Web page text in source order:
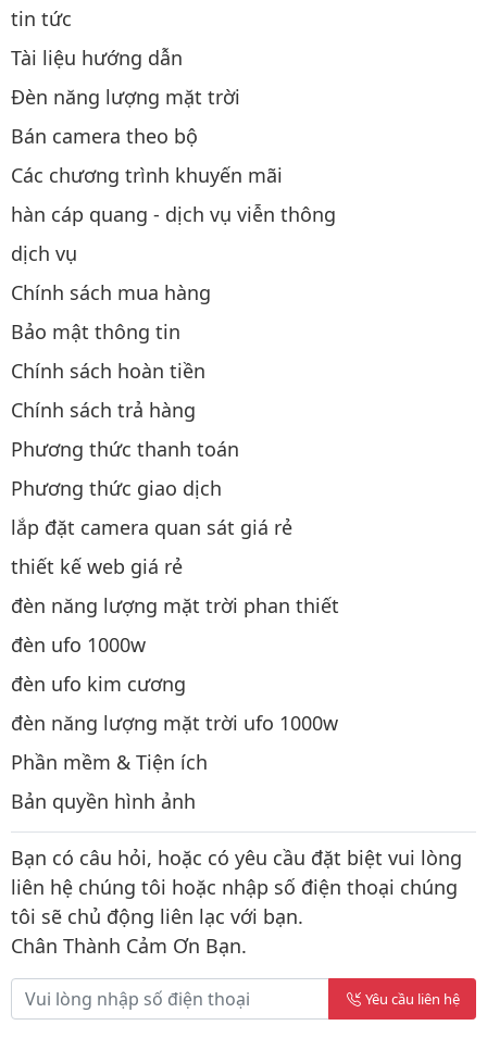
tin tức
Tài liệu hướng dẫn
Đèn năng lượng mặt trời
Bán camera theo bộ
Các chương trình khuyến mãi
hàn cáp quang - dịch vụ viễn thông
dịch vụ
Chính sách mua hàng
Bảo mật thông tin
Chính sách hoàn tiền
Chính sách trả hàng
Phương thức thanh toán
Phương thức giao dịch
lắp đặt camera quan sát giá rẻ
thiết kế web giá rẻ
đèn năng lượng mặt trời phan thiết
đèn ufo 1000w
đèn ufo kim cương
đèn năng lượng mặt trời ufo 1000w
Phần mềm & Tiện ích
Bản quyền hình ảnh
Bạn có câu hỏi, hoặc có yêu cầu đặt biệt vui lòng
liên hệ chúng tôi hoặc nhập số điện thoại chúng
tôi sẽ chủ động liên lạc với bạn.
Chân Thành Cảm Ơn Bạn.
Yêu cầu liên hệ